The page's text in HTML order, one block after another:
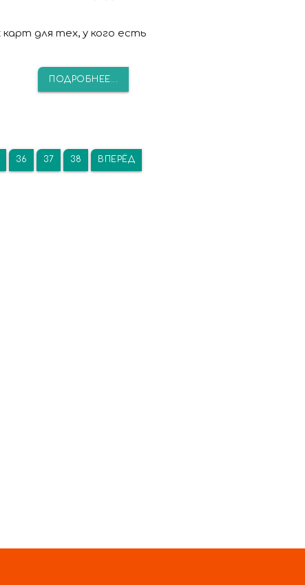
для тех, у кого есть
ПОДРОБНЕЕ...
36 37 38 ВПЕРЁД